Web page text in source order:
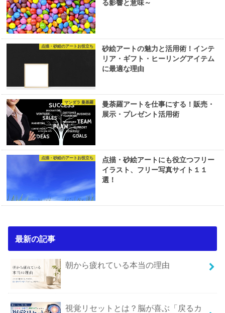
る影響と意味～
点描・砂絵のアートお役立ち
砂絵アートの魅力と活用術！インテ
リア・ギフト・ヒーリングアイテム
に最適な理由
マンダラ 曼荼羅
曼荼羅アートを仕事にする！販売・
展示・プレゼント活用術
点描・砂絵のアートお役立ち
点描・砂絵アートにも役立つフリー
イラスト、フリー写真サイト１１
選！
最新の記事
朝から疲れている本当の理由
視覚リセットとは？脳が喜ぶ「戻るカ